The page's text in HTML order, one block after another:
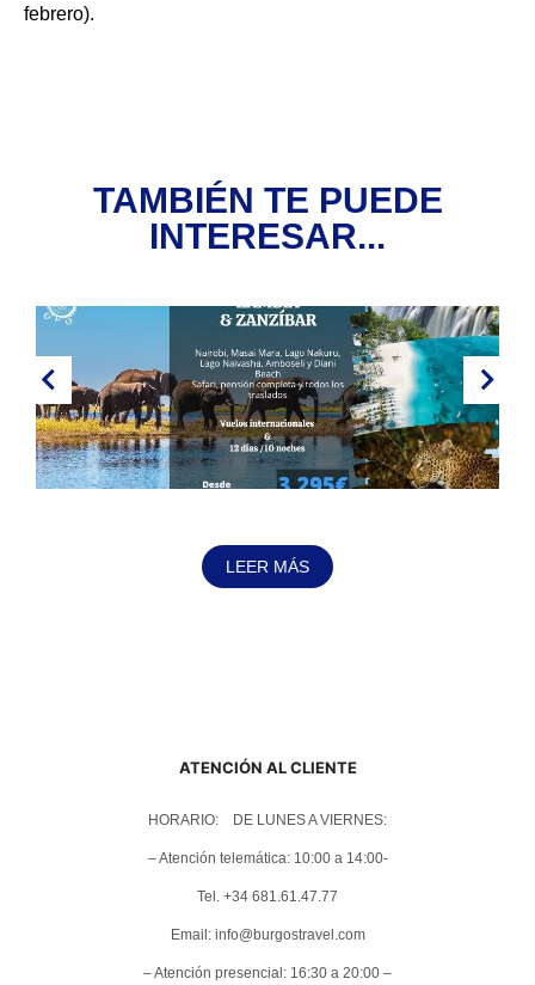
febrero).
TAMBIÉN TE PUEDE
INTERESAR...
LEER MÁS
ATENCIÓN AL CLIENTE
HORARIO: DE LUNES A VIERNES:
– Atención telemática: 10:00 a 14:00-
Tel. +34 681.61.47.77
Email: info@burgostravel.com
– Atención presencial: 16:30 a 20:00 –